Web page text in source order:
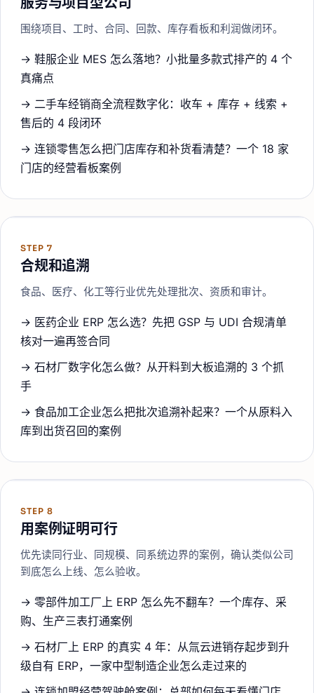
围绕项目、工时、合同、回款、库存看板和利润做闭环。
→ 鞋服企业 MES 怎么落地？小批量多款式排产的 4 个
真痛点
→ 二手车经销商全流程数字化：收车 + 库存 + 线索 +
售后的 4 段闭环
→ 连锁零售怎么把门店库存和补货看清楚？一个 18 家
门店的经营看板案例
STEP 7
合规和追溯
食品、医疗、化工等行业优先处理批次、资质和审计。
→ 医药企业 ERP 怎么选？先把 GSP 与 UDI 合规清单
核对一遍再签合同
→ 石材厂数字化怎么做？从开料到大板追溯的 3 个抓
手
→ 食品加工企业怎么把批次追溯补起来？一个从原料入
库到出货召回的案例
STEP 8
用案例证明可行
优先读同行业、同规模、同系统边界的案例，确认类似公司
到底怎么上线、怎么验收。
→ 零部件加工厂上 ERP 怎么先不翻车？一个库存、采
购、生产三表打通案例
→ 石材厂上 ERP 的真实 4 年：从氚云进销存起步到升
级自有 ERP，一家中型制造企业怎么走过来的